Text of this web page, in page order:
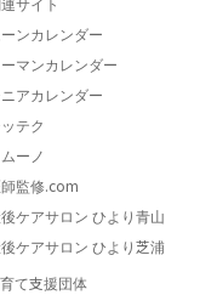
ンカレンダー
マンカレンダー
アカレンダー
テク
ーノ
監修.com
ケアサロン ひより青山
ケアサロン ひより芝浦
て支援団体